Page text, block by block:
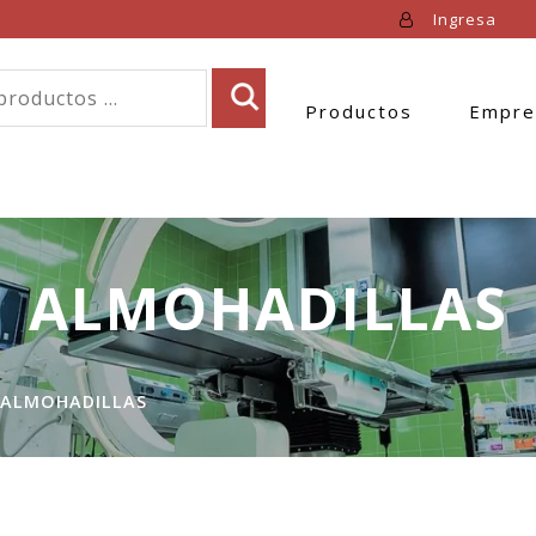
Ingresa
Productos
ALMOHADILLAS
ALMOHADILLAS